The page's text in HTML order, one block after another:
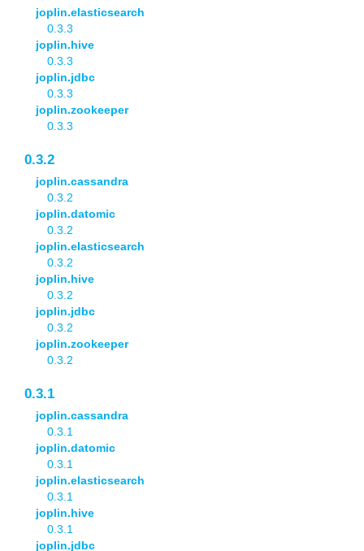
joplin.elasticsearch
0.3.3
joplin.hive
0.3.3
joplin.jdbc
0.3.3
joplin.zookeeper
0.3.3
0.3.2
joplin.cassandra
0.3.2
joplin.datomic
0.3.2
joplin.elasticsearch
0.3.2
joplin.hive
0.3.2
joplin.jdbc
0.3.2
joplin.zookeeper
0.3.2
0.3.1
joplin.cassandra
0.3.1
joplin.datomic
0.3.1
joplin.elasticsearch
0.3.1
joplin.hive
0.3.1
joplin.jdbc